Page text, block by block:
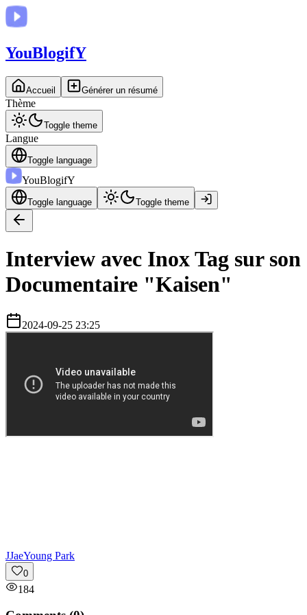
YouBlogifY
Accueil Générer un résumé
Thème
Toggle theme
Langue
Toggle language
YouBlogifY
Toggle language Toggle theme
Interview avec Inox Tag sur son
Documentaire "Kaisen"
2024-09-25 23:25
JJaeYoung Park
0
184